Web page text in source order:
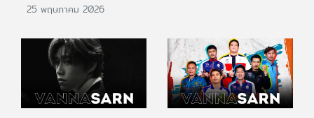
25 พฤษภาคม 2026